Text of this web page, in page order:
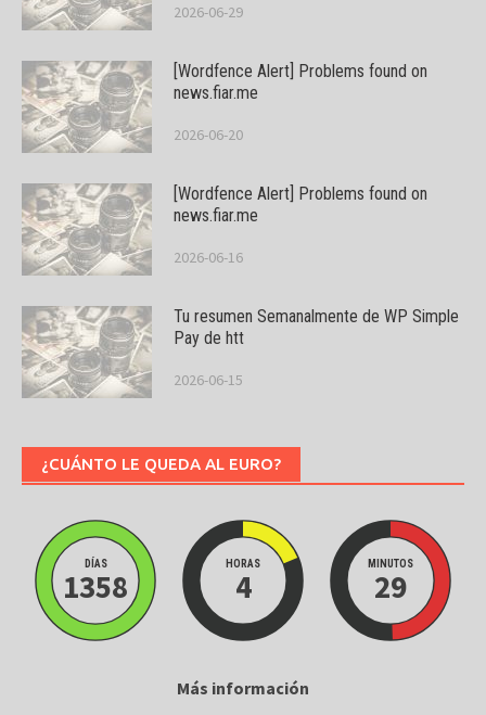
2026-06-29
[Wordfence Alert] Problems found on
news.fiar.me
2026-06-20
[Wordfence Alert] Problems found on
news.fiar.me
2026-06-16
Tu resumen Semanalmente de WP Simple
Pay de htt
2026-06-15
¿CUÁNTO LE QUEDA AL EURO?
DÍAS
1358
HORAS
4
MINUTOS
29
Más información